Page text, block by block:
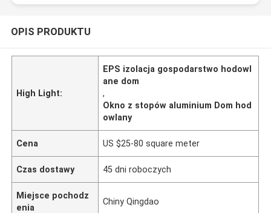
OPIS PRODUKTU
High Light:
EPS izolacja gospodarstwo hodowl
ane dom
,
Okno z stopów aluminium Dom hod
owlany
Cena US $25-80 square meter
Czas dostawy 45 dni roboczych
Miejsce pochodz
enia
Chiny Qingdao